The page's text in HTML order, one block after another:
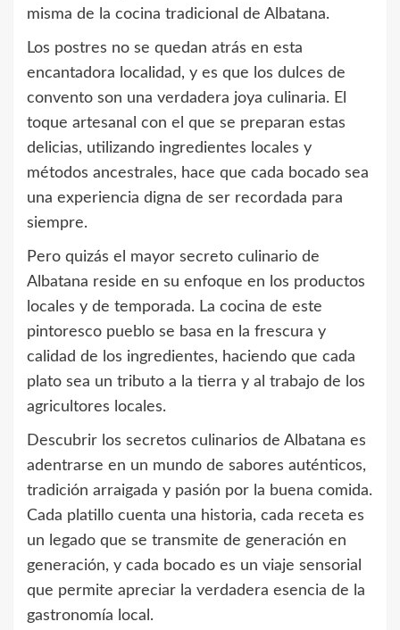
misma de la cocina tradicional de Albatana.
Los postres no se quedan atrás en esta
encantadora localidad, y es que los dulces de
convento son una verdadera joya culinaria. El
toque artesanal con el que se preparan estas
delicias, utilizando ingredientes locales y
métodos ancestrales, hace que cada bocado sea
una experiencia digna de ser recordada para
siempre.
Pero quizás el mayor secreto culinario de
Albatana reside en su enfoque en los productos
locales y de temporada. La cocina de este
pintoresco pueblo se basa en la frescura y
calidad de los ingredientes, haciendo que cada
plato sea un tributo a la tierra y al trabajo de los
agricultores locales.
Descubrir los secretos culinarios de Albatana es
adentrarse en un mundo de sabores auténticos,
tradición arraigada y pasión por la buena comida.
Cada platillo cuenta una historia, cada receta es
un legado que se transmite de generación en
generación, y cada bocado es un viaje sensorial
que permite apreciar la verdadera esencia de la
gastronomía local.